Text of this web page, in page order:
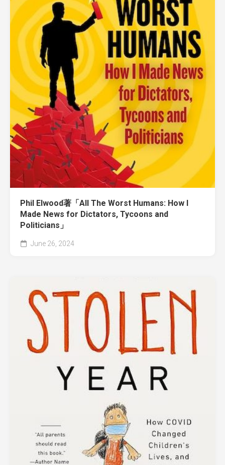
Phil Elwood著「All The Worst Humans: How I
Made News for Dictators, Tycoons and
Politicians」
June 26, 2024